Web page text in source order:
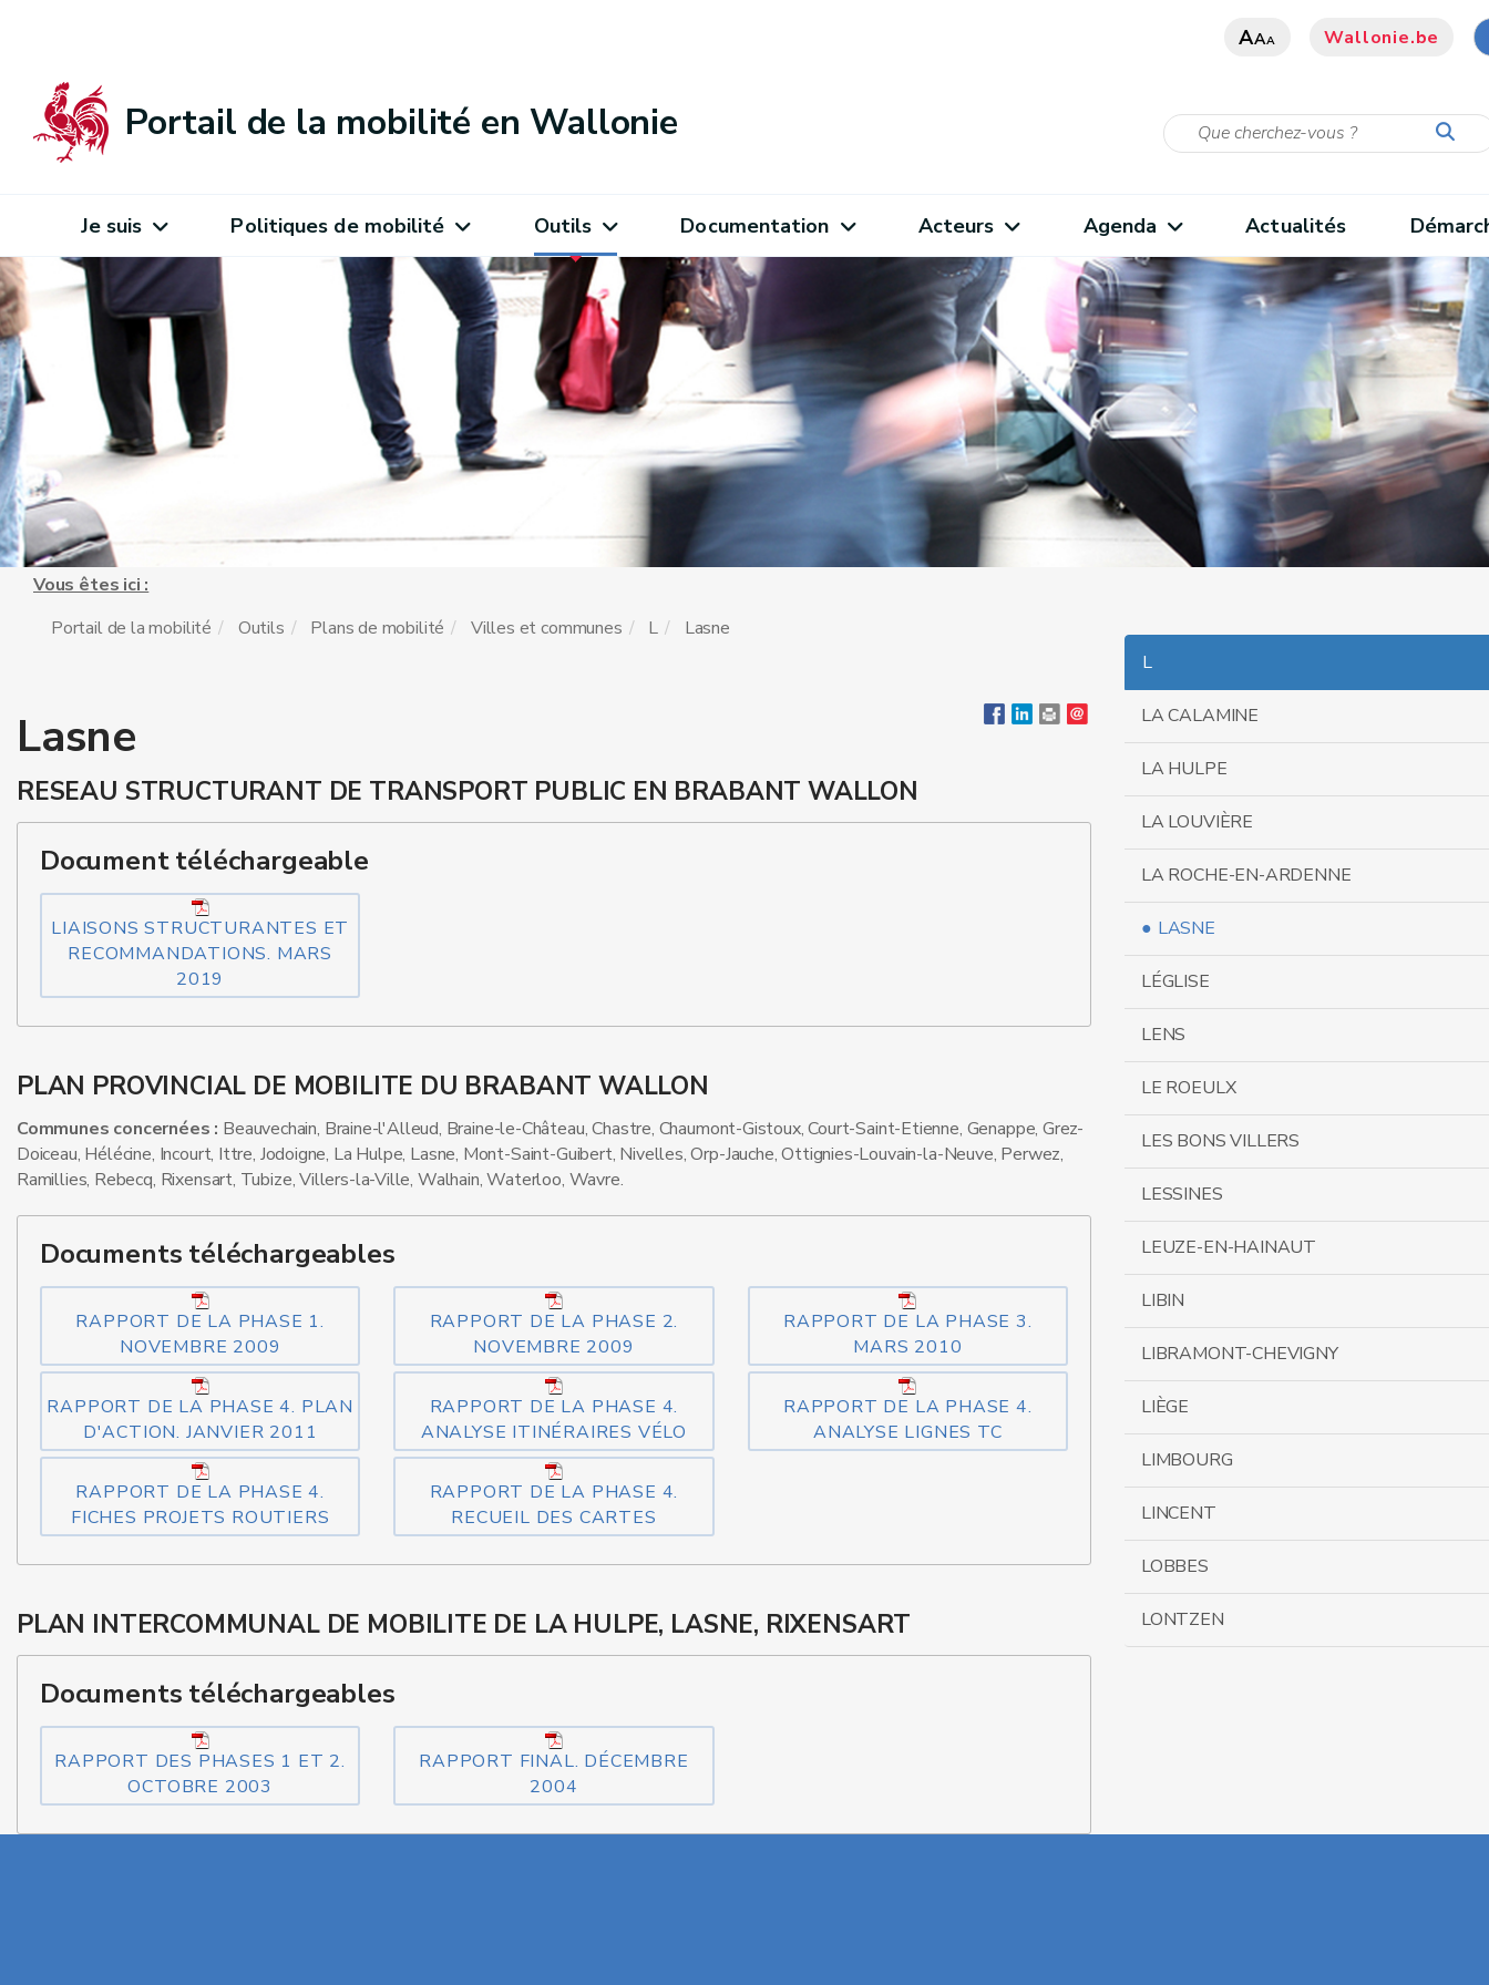
AAA Wallonie.be
Portail de la mobilité en Wallonie
Je suis Politiques de mobilité Outils Documentation Acteurs Agenda Actualités
Vous êtes ici :
Portail de la mobilité
Outils Plans de mobilité Villes et communes L Lasne
Lasne
RESEAU STRUCTURANT DE TRANSPORT PUBLIC EN BRABANT WALLON
Document téléchargeable
LIAISONS STRUCTURANTES ET
RECOMMANDATIONS. MARS
2019
PLAN PROVINCIAL DE MOBILITE DU BRABANT WALLON
Communes concernées : Beauvechain, Braine-l'Alleud, Braine-le-Château, Chastre, Chaumont-Gistoux, Court-Saint-Etienne, Genappe, Grez-
Doiceau, Hélécine, Incourt, Ittre, Jodoigne, La Hulpe, Lasne, Mont-Saint-Guibert, Nivelles, Orp-Jauche, Ottignies-Louvain-la-Neuve, Perwez,
Ramillies, Rebecq, Rixensart, Tubize, Villers-la-Ville, Walhain, Waterloo, Wavre.
Documents téléchargeables
RAPPORT DE LA PHASE 1.
NOVEMBRE 2009
RAPPORT DE LA PHASE 2.
NOVEMBRE 2009
RAPPORT DE LA PHASE 3.
MARS 2010
RAPPORT DE LA PHASE 4. PLAN
D'ACTION. JANVIER 2011
RAPPORT DE LA PHASE 4.
ANALYSE ITINÉRAIRES VÉLO
RAPPORT DE LA PHASE 4.
ANALYSE LIGNES TC
RAPPORT DE LA PHASE 4.
FICHES PROJETS ROUTIERS
RAPPORT DE LA PHASE 4.
RECUEIL DES CARTES
PLAN INTERCOMMUNAL DE MOBILITE DE LA HULPE, LASNE, RIXENSART
Documents téléchargeables
RAPPORT DES PHASES 1 ET 2.
OCTOBRE 2003
RAPPORT FINAL. DÉCEMBRE
2004
L
LA CALAMINE
LA HULPE
LA LOUVIÈRE
LA ROCHE-EN-ARDENNE
LASNE
LÉGLISE
LENS
LE ROEULX
LES BONS VILLERS
LESSINES
LEUZE-EN-HAINAUT
LIBIN
LIBRAMONT-CHEVIGNY
LIÈGE
LIMBOURG
LINCENT
LOBBES
LONTZEN